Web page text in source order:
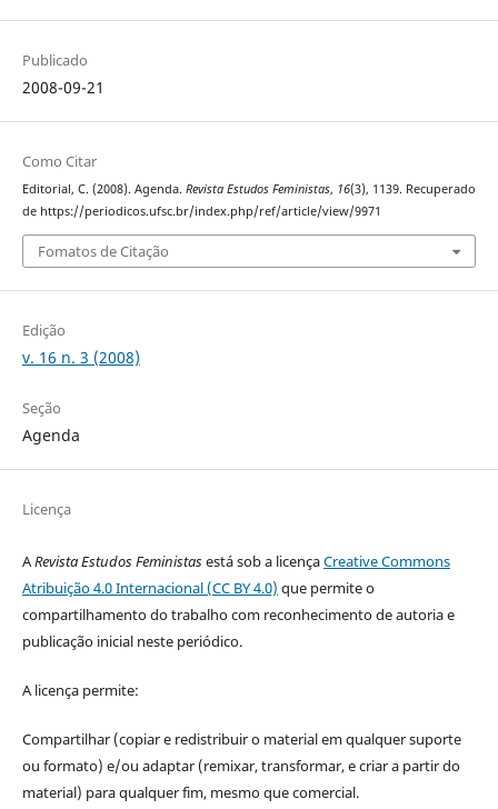
Publicado
2008-09-21
Como Citar
Editorial, C. (2008). Agenda. Revista Estudos Feministas, 16(3), 1139. Recuperado
de https://periodicos.ufsc.br/index.php/ref/article/view/9971
Fomatos de Citação
Edição
v. 16 n. 3 (2008)
Seção
Agenda
Licença
ARevista Estudos Feministasestá sob a licençaCreative Commons
Atribuição 4.0 Internacional (CC BY 4.0) que permite o
compartilhamento do trabalho com reconhecimento de autoria e
publicação inicial neste periódico.
A licença permite:
Compartilhar (copiar e redistribuir o material em qualquer suporte
ou formato) e/ou adaptar (remixar, transformar, e criar a partir do
material) para qualquer fim, mesmo que comercial.